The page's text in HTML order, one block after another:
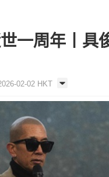
一周年丨
02-02 HKT